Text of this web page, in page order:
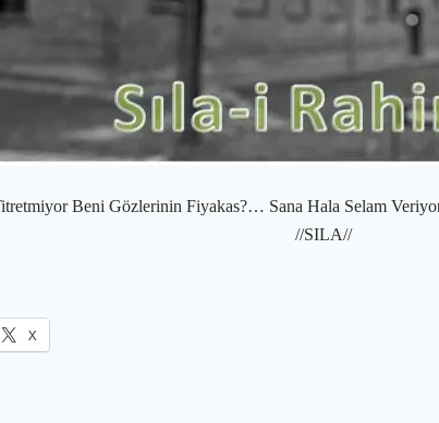
Beni Gözlerinin Fiyakas?… Sana Hala Selam
//SILA//
X